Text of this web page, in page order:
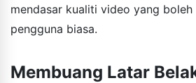
mendasar kualiti video yang
pengguna biasa.
Membuang Latar